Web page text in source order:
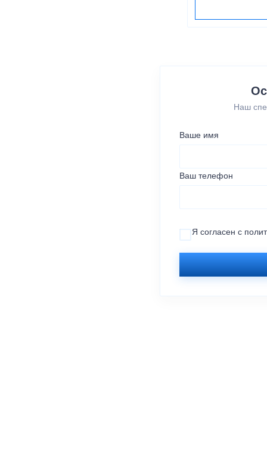
Наш
Ваше имя
Ваш телефон
Я согласен с